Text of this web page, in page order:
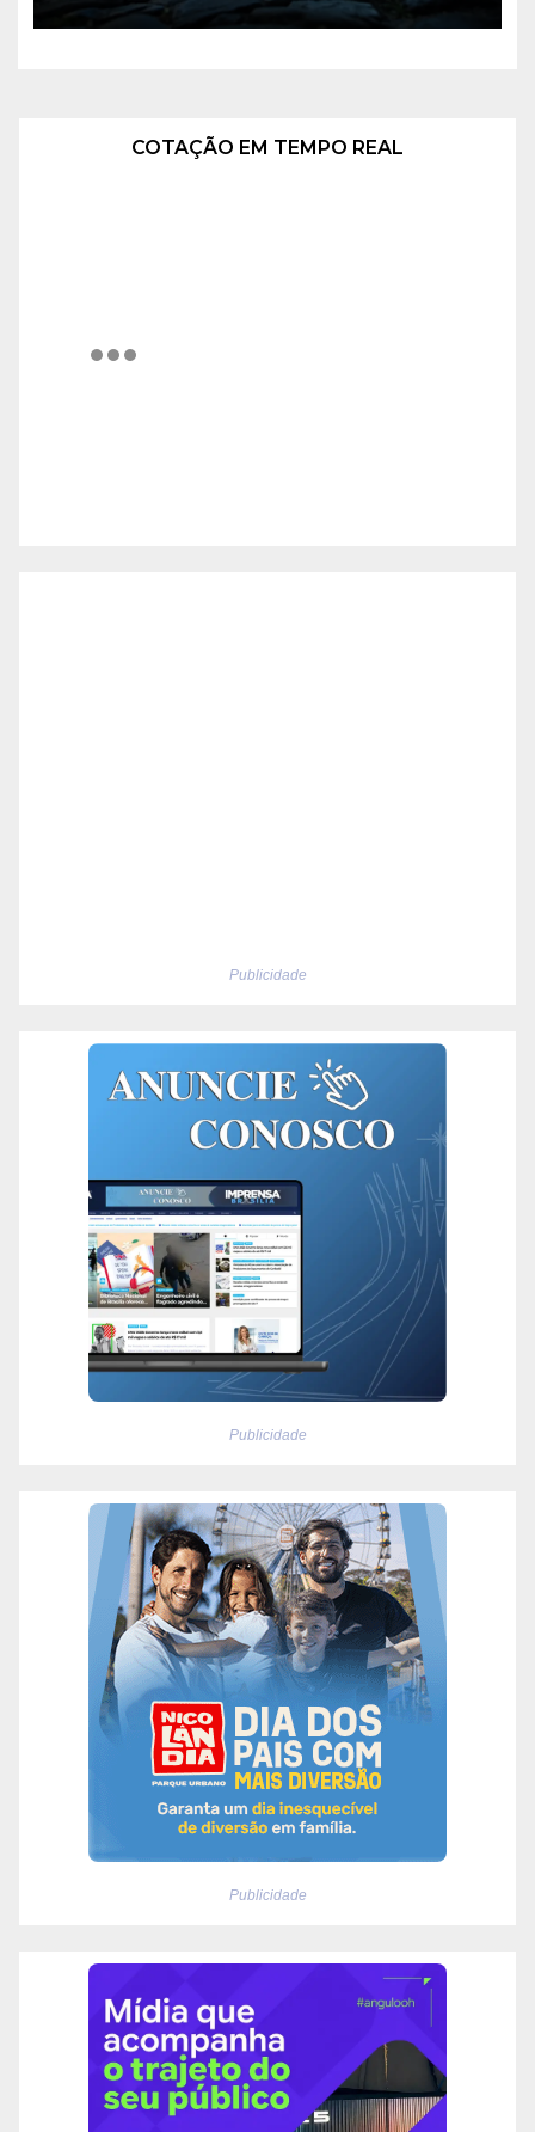
COTAÇÃO EM TEMPO REAL
Publicidade
Publicidade
Publicidade